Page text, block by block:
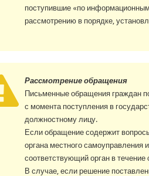
поступившие «по
рассмотрению в порядке,
Рассмотрение обращения
Письменные обращения граждан
с момента поступления в
должностному лицу.
Если обращение содержит
органа местного самоуправления
соответствующий орган в течение
В случае, если решение